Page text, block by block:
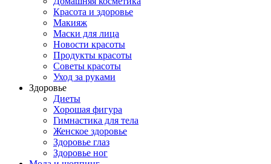
Красота и здоровье
Макияж
Маски для лица
Новости красоты
Продукты красоты
Советы красоты
Уход за руками
Здоровье
Диеты
Хорошая фигура
Гимнастика для тела
Женское здоровье
Здоровье глаз
Здоровье ног